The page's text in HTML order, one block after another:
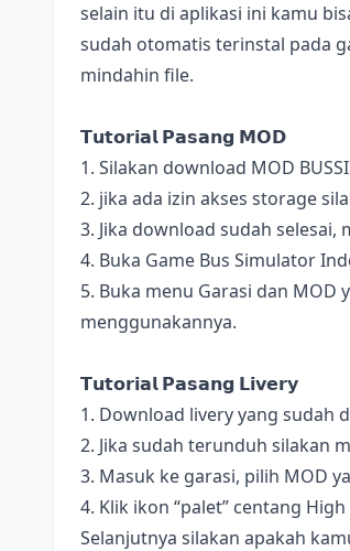
selain itu di aplikasi ini kamu
sudah otomatis terinstal pada
mindahin file.
𝗧𝘂𝘁𝗼𝗿𝗶𝗮𝗹 𝗣𝗮𝘀𝗮𝗻𝗴 𝗠𝗢𝗗
1. Silakan download MOD
2. jika ada izin akses storage
3. Jika download sudah
4. Buka Game Bus Simulator
5. Buka menu Garasi dan
menggunakannya.
𝗧𝘂𝘁𝗼𝗿𝗶𝗮𝗹 𝗣𝗮𝘀𝗮𝗻𝗴 𝗟𝗶𝘃𝗲𝗿𝘆
1. Download livery yang sudah
2. Jika sudah terunduh silakan
3. Masuk ke garasi, pilih MOD
4. Klik ikon “palet” centang
Selanjutnya silakan apakah